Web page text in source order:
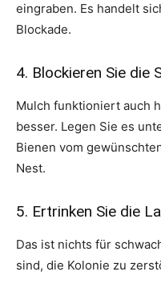
eingraben. Es handelt
Blockade.
4. Blockieren Sie die
Mulch funktioniert auch
besser. Legen Sie es
Bienen vom
Nest.
5. Ertrinken Sie die
Das ist nichts für
sind, die Kolonie zu